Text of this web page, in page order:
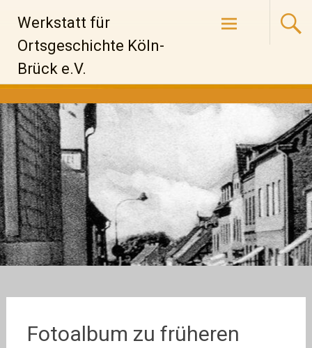
Inhalt
springen
Werkstatt für
Ortsgeschichte Köln-
Brück e.V.
Fotoalbum zu früheren